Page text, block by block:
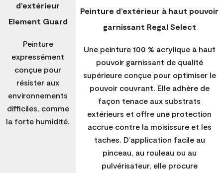
d’extérieur
Element Guard
Peinture
expressément
conçue pour
résister aux
environnements
difficiles, comme
la forte humidité.
Peinture d’extérieur à haut pouvoir
garnissant Regal Select
Une peinture 100 % acrylique à haut
pouvoir garnissant de qualité
supérieure conçue pour optimiser le
pouvoir couvrant. Elle adhère de
façon tenace aux substrats
extérieurs et offre une protection
accrue contre la moisissure et les
taches. D’application facile au
pinceau, au rouleau ou au
pulvérisateur, elle procure